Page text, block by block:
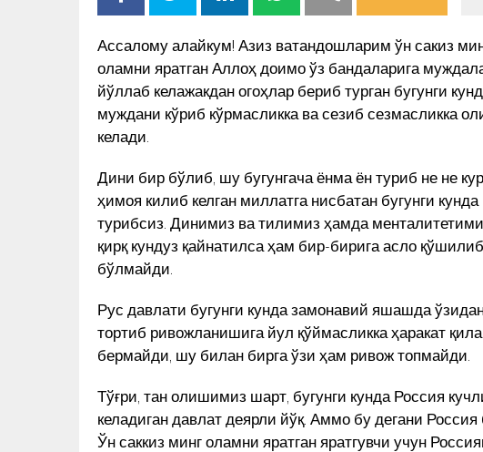
Ассалому алайкум! Азиз ватандошларим ўн сакиз
оламни яратган Аллоҳ доимо ўз бандаларига
йўллаб келажакдан огоҳлар бериб турган бугунги
муждани кўриб кўрмасликка ва сезиб сезмасликка
келади.
Дини бир бўлиб, шу бугунгача ёнма ён туриб не не
ҳимоя килиб келган миллатга нисбатан бугунги
турибсиз. Динимиз ва тилимиз ҳамда
қирқ кундуз қайнатилса ҳам бир-бирига асло
бўлмайди.
Рус давлати бугунги кунда замонавий яшашда
тортиб ривожланишига йул қўймасликка ҳаракат
бермайди, шу билан бирга ўзи ҳам ривож топмайди.
Тўғри, тан олишимиз шарт, бугунги кунда Россия
келадиган давлат деярли йўқ. Аммо бу дегани
Ўн саккиз минг оламни яратган яратгувчи учун